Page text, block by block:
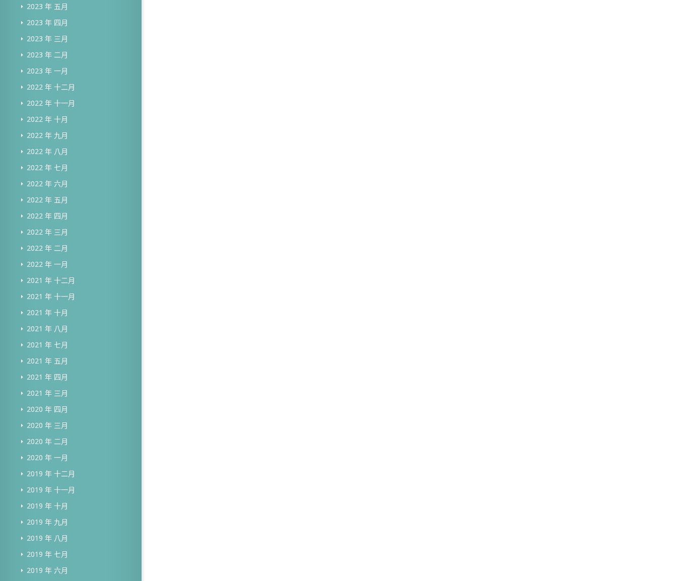
2023 年 五月
2023 年 四月
2023 年 三月
2023 年 二月
2023 年 一月
2022 年 十二月
2022 年 十一月
2022 年 十月
2022 年 九月
2022 年 八月
2022 年 七月
2022 年 六月
2022 年 五月
2022 年 四月
2022 年 三月
2022 年 二月
2022 年 一月
2021 年 十二月
2021 年 十一月
2021 年 十月
2021 年 八月
2021 年 七月
2021 年 五月
2021 年 四月
2021 年 三月
2020 年 四月
2020 年 三月
2020 年 二月
2020 年 一月
2019 年 十二月
2019 年 十一月
2019 年 十月
2019 年 九月
2019 年 八月
2019 年 七月
2019 年 六月